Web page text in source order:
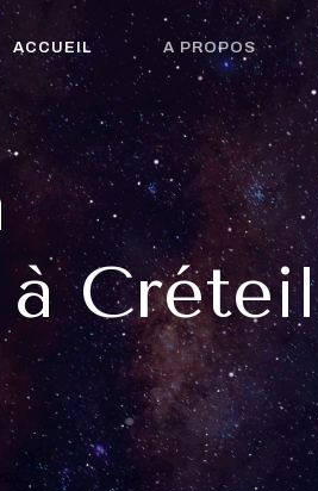
ACCUEIL A PROPOS
Créteil